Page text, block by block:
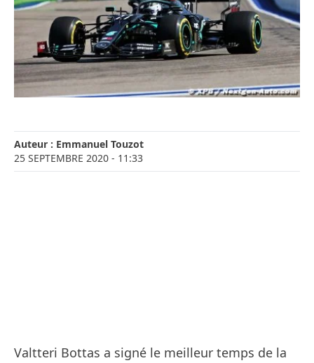
Auteur : Emmanuel Touzot
25 SEPTEMBRE 2020 - 11:33
Valtteri Bottas a signé le meilleur temps de la